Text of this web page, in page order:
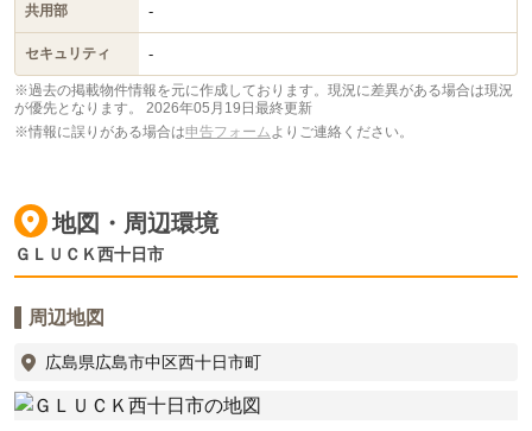
共用部 -
セキュリティ -
※過去の掲載物件情報を元に作成しております。現況に差異がある場合は現況
が優先となります。 2026年05月19日最終更新
※情報に誤りがある場合は申告フォーム よりご連絡ください。
地図・周辺環境
ＧＬＵＣＫ西十日市
周辺地図
広島県広島市中区西十日市町